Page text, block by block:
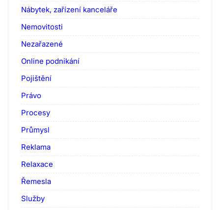
Nábytek, zařízení kanceláře
Nemovitosti
Nezařazené
Online podnikání
Pojištění
Právo
Procesy
Průmysl
Reklama
Relaxace
Řemesla
Služby